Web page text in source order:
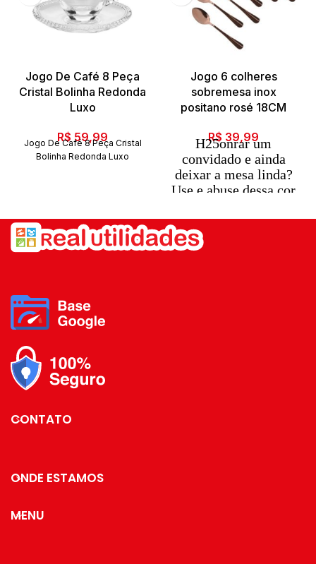
Jogo De Café 8 Peça
Cristal Bolinha Redonda
Luxo
R$ 59,99
Jogo De Café 8 Peça Cristal
Bolinha Redonda Luxo
Jogo 6 colheres
sobremesa inox
positano rosé 18CM
R$ 39,99
H25onrar um
convidado e ainda
deixar a mesa linda?
Use e abuse dessa cor
Os metais mais nobres
não só em colares,
mas também
CONTATO
ONDE ESTAMOS
MENU